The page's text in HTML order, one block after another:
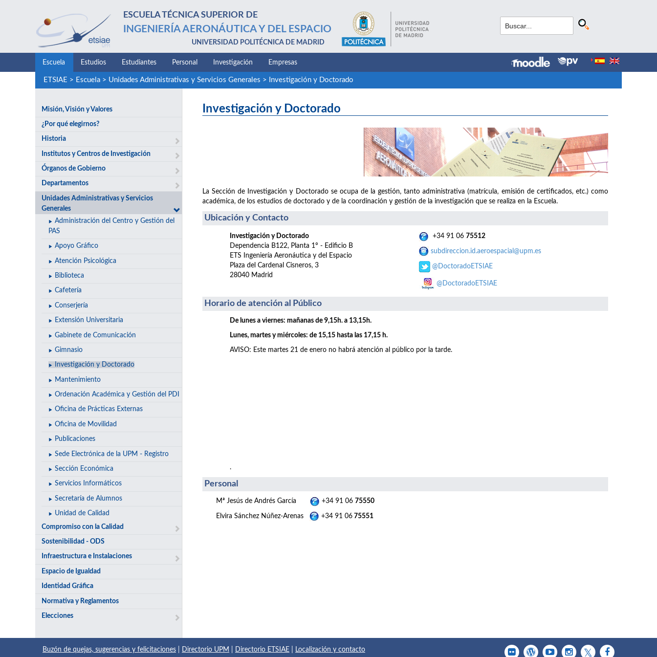
ESCUELA TÉCNICA SUPERIOR DE
INGENIERÍA AERONÁUTICA Y DEL ESPACIO
UNIVERSIDAD POLITÉCNICA DE MADRID
Escuela Estudios Estudiantes Personal Investigación Empresas
ETSIAE > Escuela> Unidades Administrativas y Servicios Generales > Investigación y Doctorado
Misión, Visión y Valores
¿Por qué elegirnos?
Historia
Institutos y Centros de Investigación
Órganos de Gobierno
Departamentos
Unidades Administrativas y Servicios
Generales
Administración del Centro y Gestión del
PAS
Apoyo Gráfico
Atención Psicológica
Biblioteca
Cafetería
Conserjería
Extensión Universitaria
Gabinete de Comunicación
Gimnasio
Investigación y Doctorado
Mantenimiento
Ordenación Académica y Gestión del PDI
Oficina de Prácticas Externas
Oficina de Movilidad
Publicaciones
Sede Electrónica de la UPM - Registro
Sección Económica
Servicios Informáticos
Secretaría de Alumnos
Unidad de Calidad
Compromiso con la Calidad
Sostenibilidad - ODS
Infraestructura e Instalaciones
Espacio de Igualdad
Identidad Gráfica
Normativa y Reglamentos
Elecciones
Investigación y Doctorado
La Sección de Investigación y Doctorado se ocupa de la gestión, tanto administrativa (matrícula, emisión de certificados, etc.) como
académica, de los estudios de doctorado y de la coordinación y gestión de la investigación que se realiza en la Escuela.
Ubicación y Contacto
Investigación y Doctorado
Dependencia B122, Planta 1º - Edificio B
ETS Ingeniería Aeronáutica y del Espacio
Plaza del Cardenal Cisneros, 3
28040 Madrid
+34 91 06 75512
subdireccion.id.aeroespacial@upm.es
@DoctoradoETSIAE
@DoctoradoETSIAE
Horario de atención al Público
De lunes a viernes: mañanas de 9,15h. a 13,15h.
Lunes, martes y miércoles: de 15,15 hasta las 17,15 h.
AVISO: Este martes 21 de enero no habrá atención al público por la tarde.
.
Personal
Mª Jesús de Andrés García +34 91 06 75550
Elvira Sánchez Núñez-Arenas +34 91 06 75551
Buzón de quejas, sugerencias y felicitaciones Directorio UPM Directorio ETSIAE Localización y contacto